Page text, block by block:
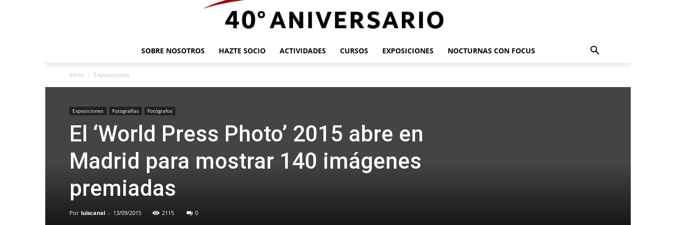
SOBRE NOSOTROS HAZTE SOCIO ACTIVIDADES CURSOS EXPOSICIONES NOCTURNAS CON FOCUS
Inicio Exposiciones
Exposiciones Fotografías Fotógrafos
El ‘World Press Photo’ 2015 abre en
Madrid para mostrar 140 imágenes
premiadas
Por luiscanal - 13/09/2015 2115 0